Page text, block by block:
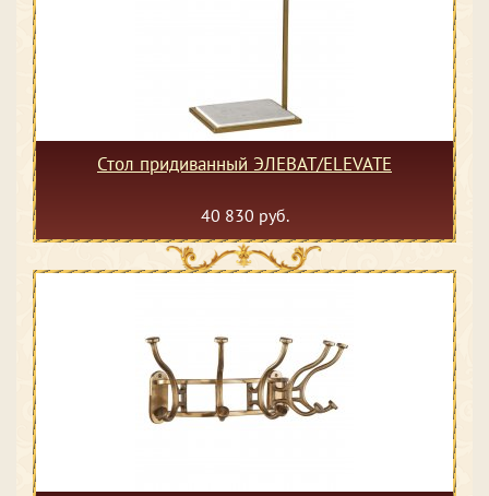
Стол придиванный ЭЛЕВАТ/ELEVATE
40 830 руб.